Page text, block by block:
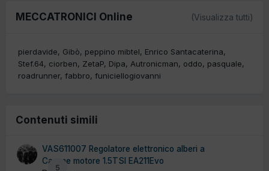
MECCATRONICI Online (Visualizza tutti)
pierdavide Gibò peppino mibtel
Enrico Santacaterina
Stef.64
ciorben ZetaP Dipa Autronicman oddo
pasquale
roadrunner fabbro funiciellogiovanni
Contenuti simili
5
VAS611007 Regolatore elettronico alberi a
Camme motore 1.5TSI EA211Evo